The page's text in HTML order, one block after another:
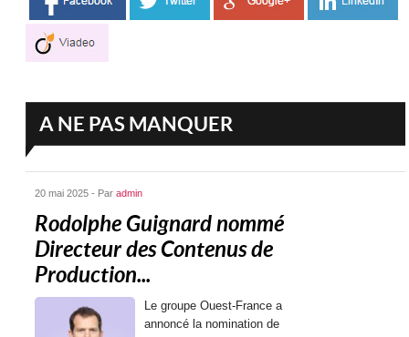
A NE PAS MANQUER
20 mai 2025 - Paradmin
Rodolphe Guignard nommé
Directeur des Contenus de
Production...
Le groupe Ouest-France a
annoncé la nomination de